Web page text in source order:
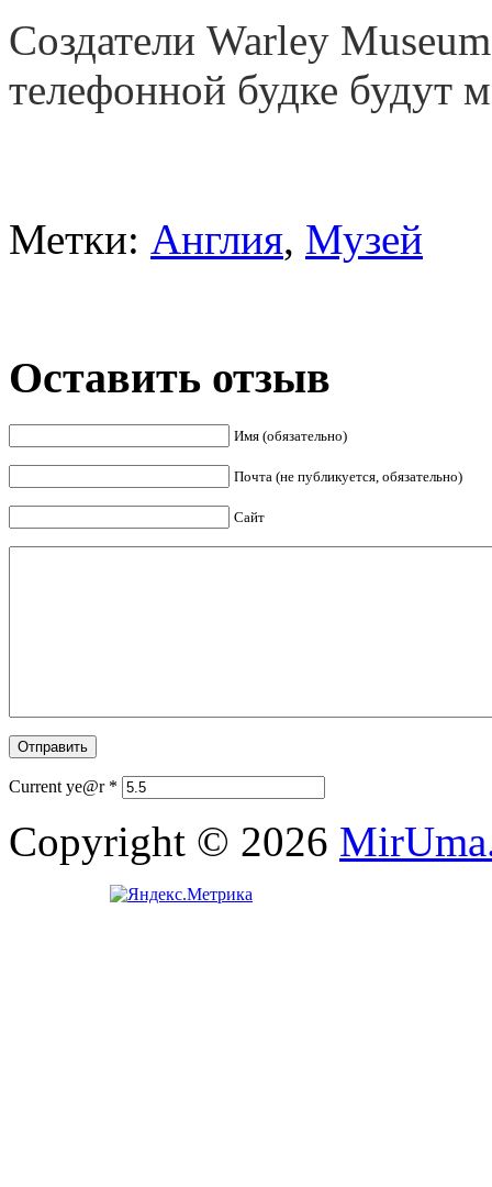
Создатели Warley
телефонной будке будут
Метки: Англия, Музей
Оставить отзыв
Имя (обязательно)
Почта (не публикуется, обязательно)
Сайт
Current ye@r *
Copyright © 2026